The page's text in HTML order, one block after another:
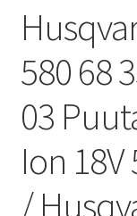
580 68
03
Ion
/